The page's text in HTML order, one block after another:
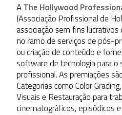
AThe Hollywood
(Associação Profissional de
associação sem fins
no ramo de serviços de pós-
ou criação de conteúdo e
software de tecnologia para
profissional. As premiações
Categorias como Color
Visuais e Restauração para
cinematográficos, episódicos